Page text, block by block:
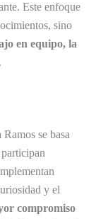
Este enfoque
sino
en equipo, la
se basa
y el
compromiso